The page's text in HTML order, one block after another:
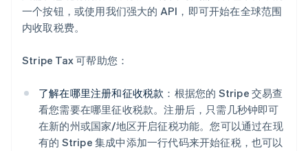
一个按钮，或使用我们强大的 API，即可开始在全球范围
内收取税费。
Stripe Tax 可帮助您：
了解在哪里注册和征收税款 ：根据您的 Stripe 交易查
看您需要在哪里征收税款。注册后，只需几秒钟即可
在新的州或国家/地区开启征税功能。您可以通过在现
有的 Stripe 集成中添加一行代码来开始征税，也可以